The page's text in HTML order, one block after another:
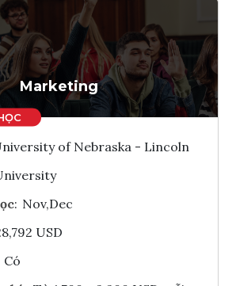
Ghi danh
Tham vấn Interlink
Marketing
of Nebraska - Lincoln
: Nov,Dec
USD
Có